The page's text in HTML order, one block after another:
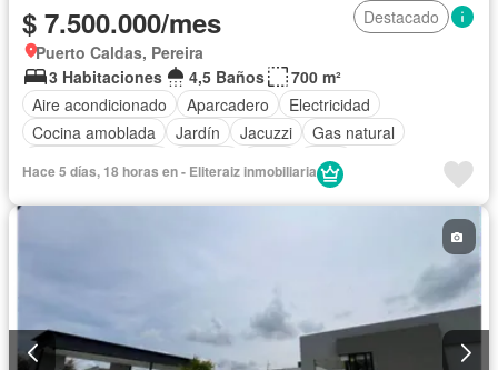
$ 7.500.000/mes
Destacado
Puerto Caldas, Pereira
3 Habitaciones
4,5 Baños
700 m²
Aire acondicionado
Aparcadero
Electricidad
Cocina amoblada
Jardín Jacuzzi
Gas natural
Patio
Hace 5 días, 18 horas en - Eliteraiz inmobiliaria